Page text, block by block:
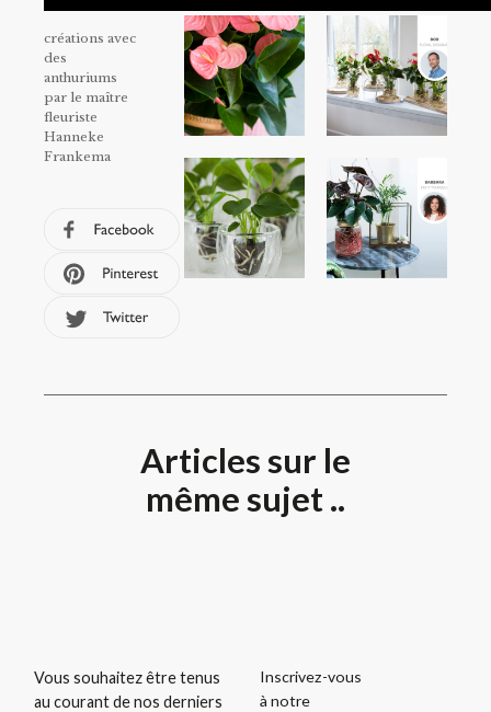
créations avec
des
anthuriums
par le maître
fleuriste
Hanneke
Frankema
Articles sur le
même sujet ..
Vous souhaitez être tenus
au courant de nos derniers
Inscrivez-vous
à notre